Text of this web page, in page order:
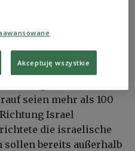
nukleare Ziele im Iran
Medien waren unter
in Natanz
seien mehr als 100
Israel
die israelische
sollen bereits außerhalb
Akceptuję wszystkie